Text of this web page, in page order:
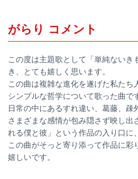
がらり コメント
この度は主題歌として「単純ないき
き、とても嬉しく思います。
この曲は複雑な進化を遂げた私たち
シンプルな哲学について歌った曲で
日常の中にあるすれ違い、葛藤、疎
さまざまな感情が包み隠さず映し出
れる僕と彼」という作品の入り口に、
この曲がそっと寄り添って作品に彩
嬉しいです。